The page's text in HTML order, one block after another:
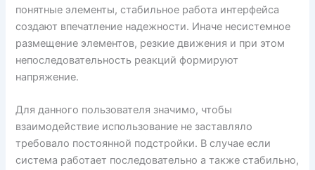
понятные элементы, стабильное работа интерфейса
создают впечатление надежности. Иначе несистемное
размещение элементов, резкие движения и при этом
непоследовательность реакций формируют
напряжение.
Для данного пользователя значимо, чтобы
взаимодействие использование не заставляло
требовало постоянной подстройки. В случае если
система работает последовательно а также стабильно,